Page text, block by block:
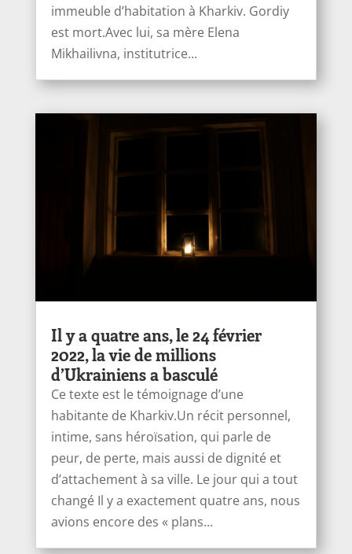
immeuble d’habitation à Kharkiv. Gordiy
est mort.Avec lui, sa mère Elena
Mikhailivna, institutrice...
Il y a quatre ans, le 24 février
2022, la vie de millions
d’Ukrainiens a basculé
Ce texte est le témoignage d’une
habitante de Kharkiv.Un récit personnel,
intime, sans héroïsation, qui parle de
peur, de perte, mais aussi de dignité et
d’attachement à sa ville. Le jour qui a tout
changé Il y a exactement quatre ans, nous
avions encore des « plans...